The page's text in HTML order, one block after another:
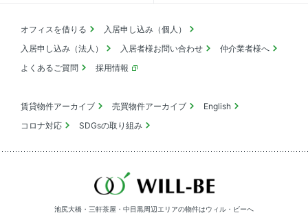
オフィスを借りる
入居申し込み（個人）
入居申し込み（法人）
入居者様お問い合わせ
仲介業者様へ
よくあるご質問
採用情報
賃貸物件アーカイブ 売買物件アーカイブ
English
コロナ対応
SDGsの取り組み
池尻大橋・三軒茶屋・中目黒周辺エリアの物件はウィル・ビーへ